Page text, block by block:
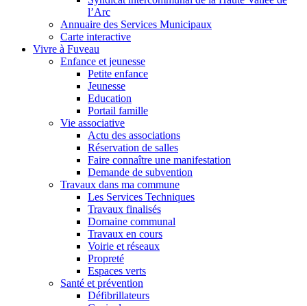
l’Arc
Annuaire des Services Municipaux
Carte interactive
Vivre à Fuveau
Enfance et jeunesse
Petite enfance
Jeunesse
Education
Portail famille
Vie associative
Actu des associations
Réservation de salles
Faire connaître une manifestation
Demande de subvention
Travaux dans ma commune
Les Services Techniques
Travaux finalisés
Domaine communal
Travaux en cours
Voirie et réseaux
Propreté
Espaces verts
Santé et prévention
Défibrillateurs